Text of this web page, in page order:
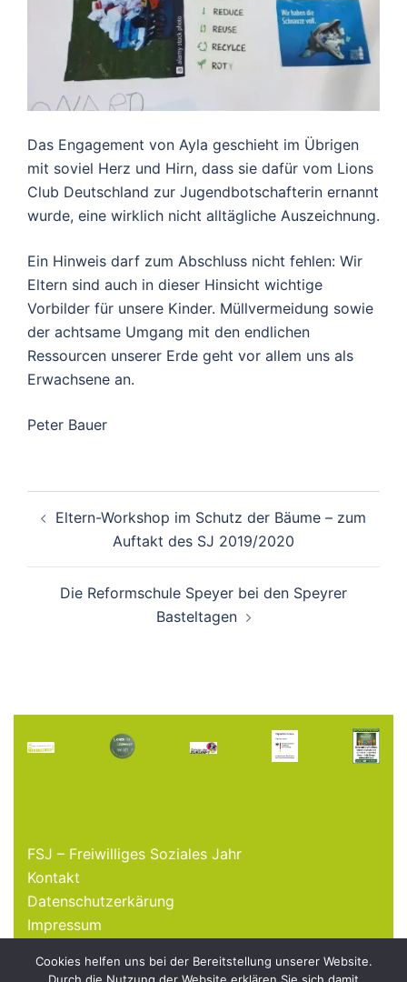
Das Engagement von Ayla geschieht im Übrigen
mit soviel Herz und Hirn, dass sie dafür vom Lions
Club Deutschland zur Jugendbotschafterin ernannt
wurde, eine wirklich nicht alltägliche Auszeichnung.
Ein Hinweis darf zum Abschluss nicht fehlen: Wir
Eltern sind auch in dieser Hinsicht wichtige
Vorbilder für unsere Kinder. Müllvermeidung sowie
der achtsame Umgang mit den endlichen
Ressourcen unserer Erde geht vor allem uns als
Erwachsene an.
Peter Bauer
Eltern-Workshop im Schutz der Bäume – zum
Auftakt des SJ 2019/2020
Die Reformschule Speyer bei den Speyrer
Basteltagen
FSJ – Freiwilliges Soziales Jahr
Kontakt
Datenschutzerkärung
Impressum
Cookies helfen uns bei der Bereitstellung unserer Website.